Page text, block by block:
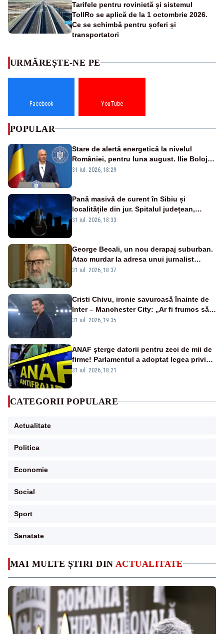
Tarifele pentru rovinietă și sistemul
TollRo se aplică de la 1 octombrie 2026.
Ce se schimbă pentru șoferi și
transportatori
MAI MULTE ȘTIRI DIN ACTUALITATE
URMĂREȘTE-NE PE
Facebook YouTube
POPULAR
Stare de alertă energetică la nivelul
României, pentru luna august. Ilie Bolojan
a anunțat importuri și posibile restricții –
31 iul. 2026, 18:29
Pană masivă de curent în Sibiu și
localitățile din jur. Spitalul județean,
semafoarele, rețelele de telefonie, grav
31 iul. 2026, 18:33
George Becali, un nou derapaj suburban.
Atac murdar la adresa unui jurnalist
sportiv – AUDIO
31 iul. 2026, 18:37
Cristi Chivu, ironie savuroasă înainte de
Inter – Manchester City: „Ar fi frumos să
mai cumpărați și de la noi”
31 iul. 2026, 19:35
ANAF șterge datorii pentru zeci de mii de
firme! Parlamentul a adoptat legea privind
amnistia fiscală
31 iul. 2026, 18:21
CATEGORII POPULARE
Actualitate
Politica
Economie
Social
Sport
Sanatate